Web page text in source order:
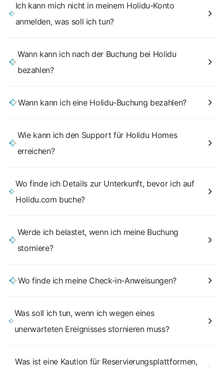
Ich kann mich nicht in meinem Holidu-Konto
anmelden, was soll ich tun?
Wann kann ich nach der Buchung bei Holidu
bezahlen?
Wann kann ich eine Holidu-Buchung bezahlen?
Wie kann ich den Support für Holidu Homes
erreichen?
Wo finde ich Details zur Unterkunft, bevor ich auf
Holidu.com buche?
Werde ich belastet, wenn ich meine Buchung
storniere?
Wo finde ich meine Check-in-Anweisungen?
Was soll ich tun, wenn ich wegen eines
unerwarteten Ereignisses stornieren muss?
Was ist eine Kaution für Reservierungsplattformen,